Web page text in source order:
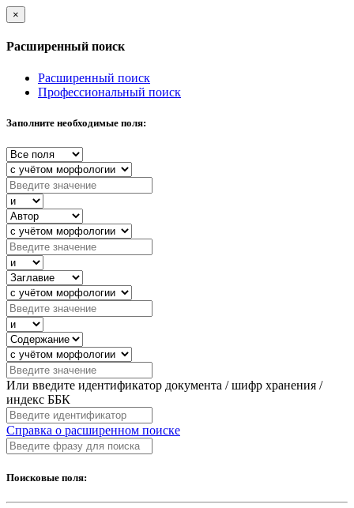
×
Расширенный поиск
Расширенный поиск
Профессиональный поиск
Заполните необходимые поля:
Или введите идентификатор документа / шифр хранения /
индекс ББК
Справка о расширенном поиске
Поисковые поля: